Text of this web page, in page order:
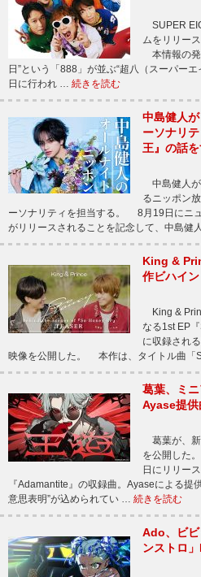
SUPER
ムをリリー
本情報の発
日”という「888」が並ぶ“超八（スーパー
日に行われ … 続きを読む
中島健人
ーソナリ
王』の話
中島健人が
るニッポン
ーソナリティを担当する。 8月19日にニ
がリリースされることを記念して、中島健
King &
作ビハイ
King &
なる1st EP
に収録され
映像を公開した。 本作は、タイトル曲「
葛葉、ミ
Ayase提供
葛葉が、新
を公開した
日にリリー
『Adamantite』の収録曲。Ayaseによる提
意思表明”が込められてい … 続きを読む
Ado、ビビ
ンストロ